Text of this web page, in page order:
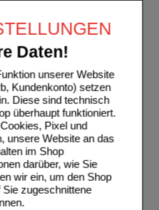
Daten!
unserer Website
Kundenkonto) setzen
Diese sind technisch
überhaupt funktioniert.
Pixel und
unsere Website an das
im Shop
darüber, wie Sie
wir ein, um den Shop
zugeschnittene